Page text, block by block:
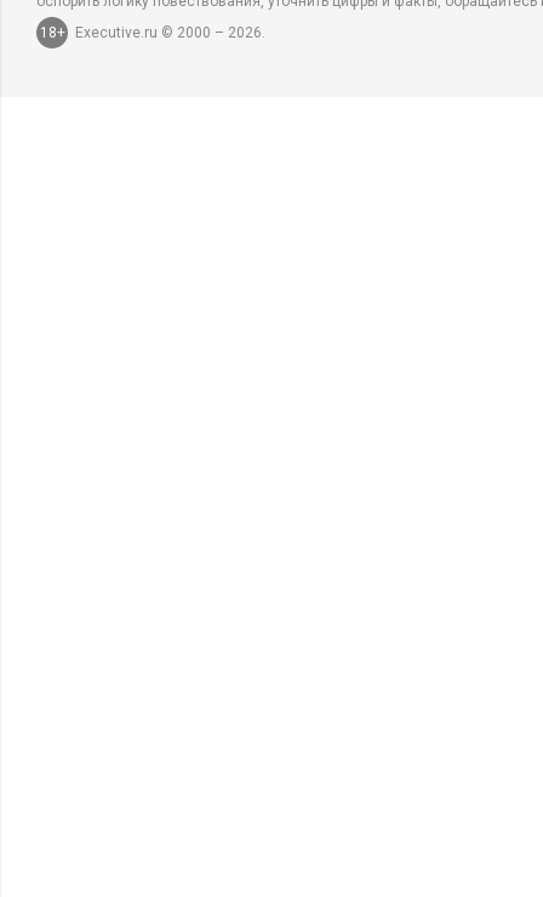
18+
Executive.ru © 2000 – 2026.